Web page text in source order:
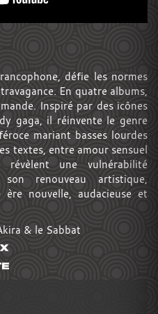
défie les normes
En quatre albums,
Inspiré par des icônes
gaga, il réinvente le genre
mariant basses lourdes
textes, entre amour sensuel
révèlent une vulnérabilité
renouveau artistique,
ère nouvelle, audacieuse et
& le Sabbat